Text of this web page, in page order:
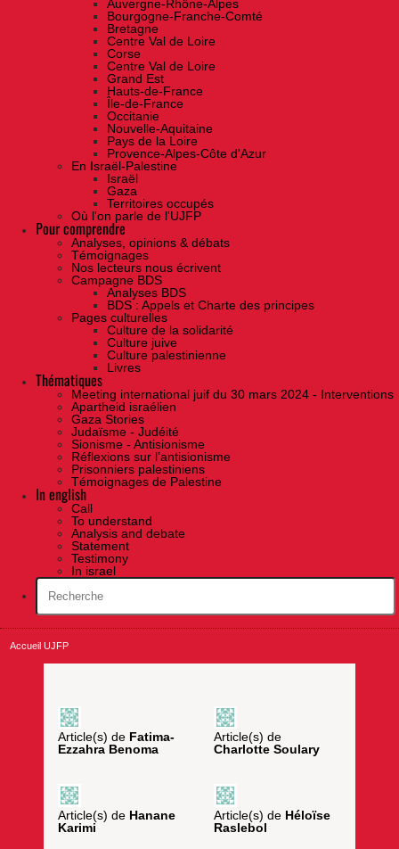
Auvergne-Rhône-Alpes
Bourgogne-Franche-Comté
Bretagne
Centre Val de Loire
Corse
Centre Val de Loire
Grand Est
Hauts-de-France
Île-de-France
Occitanie
Nouvelle-Aquitaine
Pays de la Loire
Provence-Alpes-Côte d'Azur
En Israël-Palestine
Israël
Gaza
Territoires occupés
Où l'on parle de l'UJFP
Pour comprendre
Analyses, opinions & débats
Témoignages
Nos lecteurs nous écrivent
Campagne BDS
Analyses BDS
BDS : Appels et Charte des principes
Pages culturelles
Culture de la solidarité
Culture juive
Culture palestinienne
Livres
Thématiques
Meeting international juif du 30 mars 2024 - Interventions
Apartheid israélien
Gaza Stories
Judaïsme - Judéité
Sionisme - Antisionisme
Réflexions sur l’antisionisme
Prisonniers palestiniens
Témoignages de Palestine
In english
Call
To understand
Analysis and debate
Statement
Testimony
In israel
Accueil UJFP
Article(s) de Fatima-
Ezzahra Benoma
Article(s) de
Charlotte Soulary
Article(s) de Hanane
Karimi
Article(s) de Héloïse
Raslebol